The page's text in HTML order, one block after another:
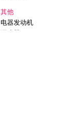
其他
电器发动机